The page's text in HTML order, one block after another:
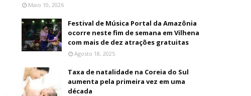
Maio 10, 2026
Festival de Música Portal da Amazônia
ocorre neste fim de semana em Vilhena
com mais de dez atrações gratuitas
Agosto 18, 2025
Taxa de natalidade na Coreia do Sul
aumenta pela primeira vez em uma
década